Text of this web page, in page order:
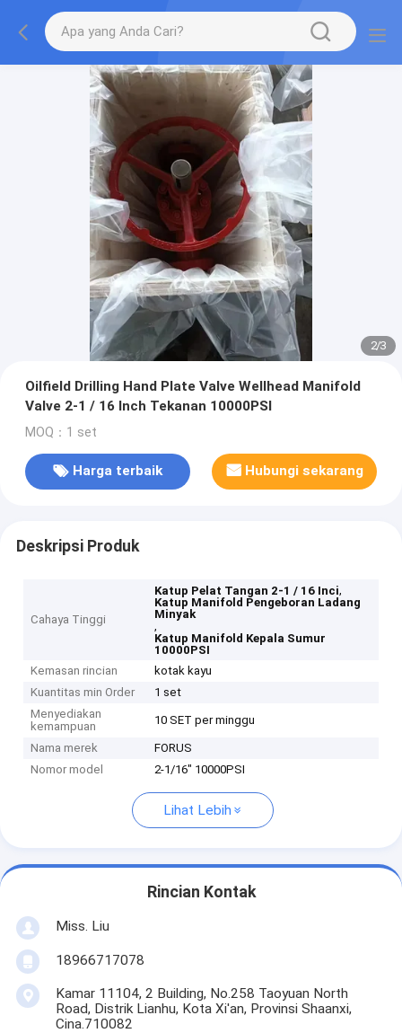
2/3
Oilfield Drilling Hand Plate Valve Wellhead Manifold
Valve 2-1 / 16 Inch Tekanan 10000PSI
MOQ：1 set
Harga terbaik Hubungi sekarang
Deskripsi Produk
Cahaya Tinggi
Katup Pelat Tangan 2-1 / 16 Inci,
Katup Manifold Pengeboran Ladang
Minyak
,
Katup Manifold Kepala Sumur
10000PSI
Kemasan rincian
kotak kayu
Kuantitas min Order
1 set
Menyediakan
kemampuan
10 SET per minggu
Nama merek
FORUS
Nomor model
2-1/16" 10000PSI
Lihat Lebih
Rincian Kontak
Miss. Liu
18966717078
Kamar 11104, 2 Building, No.258 Taoyuan North
Road, Distrik Lianhu, Kota Xi'an, Provinsi Shaanxi,
Cina.710082